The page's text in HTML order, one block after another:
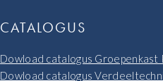
CATALOGUS
Dowload catalogus Groepenkast
Dowload catalogus